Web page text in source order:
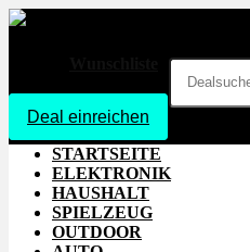
Deal einreichen
STARTSEITE
ELEKTRONIK
HAUSHALT
SPIELZEUG
OUTDOOR